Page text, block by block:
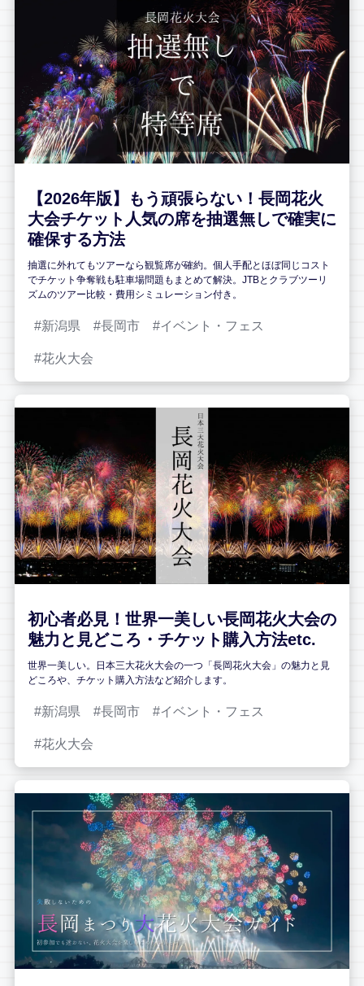
【2026年版】もう頑張らない！長岡花火
大会チケット人気の席を抽選無しで確実に
確保する方法
抽選に外れてもツアーなら観覧席が確約。個人手配とほぼ同じコスト
でチケット争奪戦も駐車場問題もまとめて解決。JTBとクラブツーリ
ズムのツアー比較・費用シミュレーション付き。
新潟県 長岡市 イベント・フェス
花火大会
初心者必見！世界一美しい長岡花火大会の
魅力と見どころ・チケット購入方法etc.
世界一美しい。日本三大花火大会の一つ「長岡花火大会」の魅力と見
どころや、チケット購入方法など紹介します。
新潟県 長岡市 イベント・フェス
花火大会